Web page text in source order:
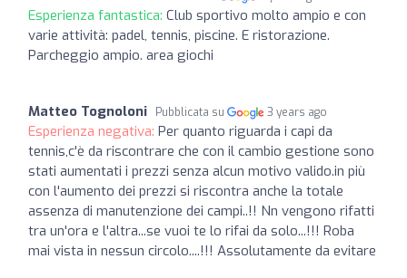
Esperienza fantastica: Club sportivo molto ampio e con
varie attività: padel, tennis, piscine. E ristorazione.
Parcheggio ampio. area giochi
Matteo Tognoloni Pubblicata su 3 years ago
Esperienza negativa: Per quanto riguarda i capi da
tennis,c'è da riscontrare che con il cambio gestione sono
stati aumentati i prezzi senza alcun motivo valido.in più
con l'aumento dei prezzi si riscontra anche la totale
assenza di manutenzione dei campi..!! Nn vengono rifatti
tra un'ora e l'altra...se vuoi te lo rifai da solo...!!! Roba
mai vista in nessun circolo....!!! Assolutamente da evitare